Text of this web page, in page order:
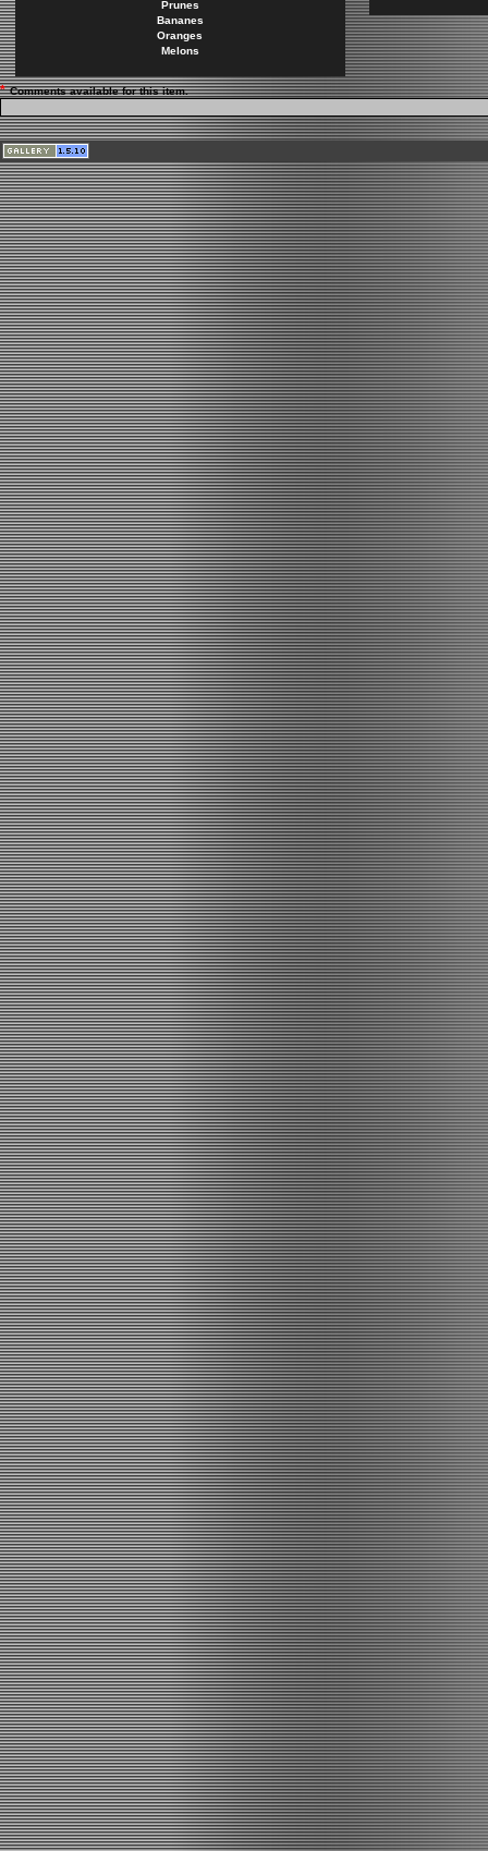
Prunes
Bananes
Oranges
Melons
* Comments available for this item.